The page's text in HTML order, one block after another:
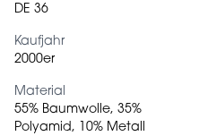
DE 36
Kaufjahr
2000er
Material
55% Baumwolle, 35%
Polyamid, 10% Metall